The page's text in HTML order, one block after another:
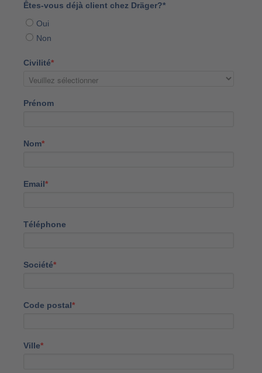
Êtes-vous déjà client chez Dräger?*
Oui
Non
Civilité*
Prénom
Nom*
Email*
Téléphone
Société*
Code postal*
Ville*